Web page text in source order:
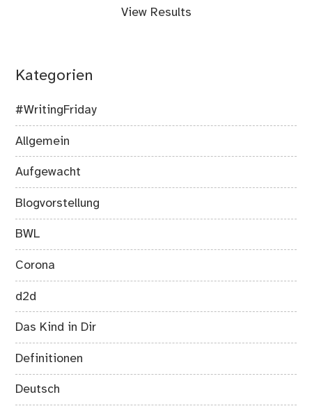
View Results
Kategorien
#WritingFriday
Allgemein
Aufgewacht
Blogvorstellung
BWL
Corona
d2d
Das Kind in Dir
Definitionen
Deutsch